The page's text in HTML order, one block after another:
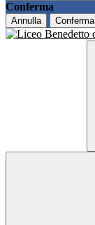
Conferma
Annulla Conferma